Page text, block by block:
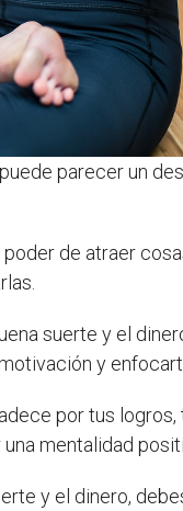
parecer un
de atraer
suerte y el
y
por tus
mentalidad
y el dinero,